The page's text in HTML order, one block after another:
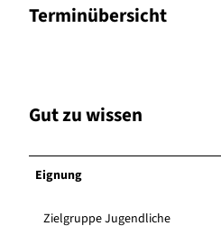
Terminübersicht
Gut zu wissen
Eignung
Zielgruppe Jugendliche